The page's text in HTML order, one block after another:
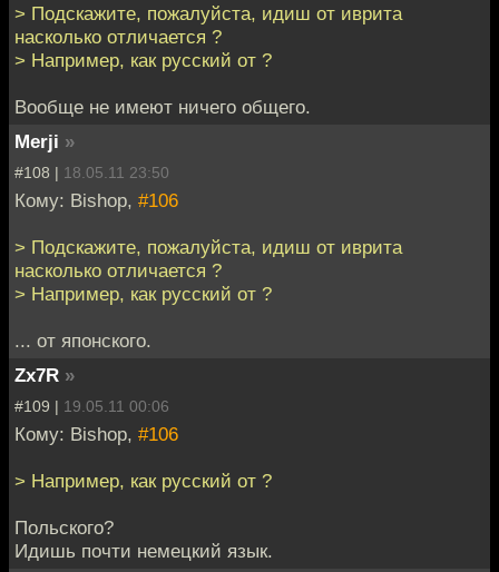
> Подскажите, пожалуйста, идиш от иврита
насколько отличается ?
> Например, как русский от ?
Вообще не имеют ничего общего.
Merji »
#108 | 18.05.11 23:50
Кому: Bishop, #106
> Подскажите, пожалуйста, идиш от иврита
насколько отличается ?
> Например, как русский от ?
... от японского.
Zx7R »
#109 | 19.05.11 00:06
Кому: Bishop, #106
> Например, как русский от ?
Польского?
Идишь почти немецкий язык.